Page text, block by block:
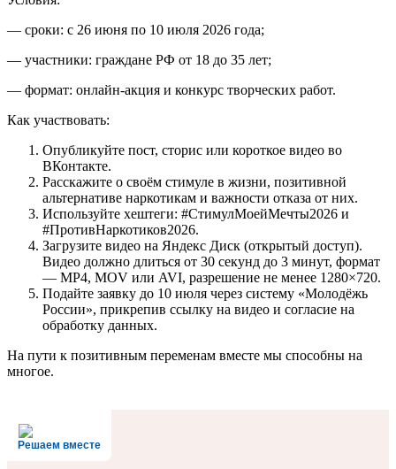
— сроки: с 26 июня по 10 июля 2026 года;
— участники: граждане РФ от 18 до 35 лет;
— формат: онлайн-акция и конкурс творческих работ.
Как участвовать:
Опубликуйте пост, сторис или короткое видео во
ВКонтакте.
Расскажите о своём стимуле в жизни, позитивной
альтернативе наркотикам и важности отказа от них.
Используйте хештеги: #СтимулМоейМечты2026 и
#ПротивНаркотиков2026.
Загрузите видео на Яндекс Диск (открытый доступ).
Видео должно длиться от 30 секунд до 3 минут, формат
— MP4, MOV или AVI, разрешение не менее 1280×720.
Подайте заявку до 10 июля через систему «Молодёжь
России», прикрепив ссылку на видео и согласие на
обработку данных.
На пути к позитивным переменам вместе мы способны на
многое.
Решаем вместе